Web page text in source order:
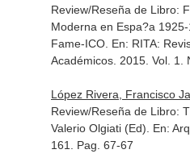
Review/Reseña de Libro:
Moderna en Espa?a
Fame-ICO. En: RITA:
Académicos. 2015. Vol. 1.
López Rivera, Francisco
Review/Reseña de Libro:
Valerio Olgiati (Ed). En:
161. Pag. 67-67